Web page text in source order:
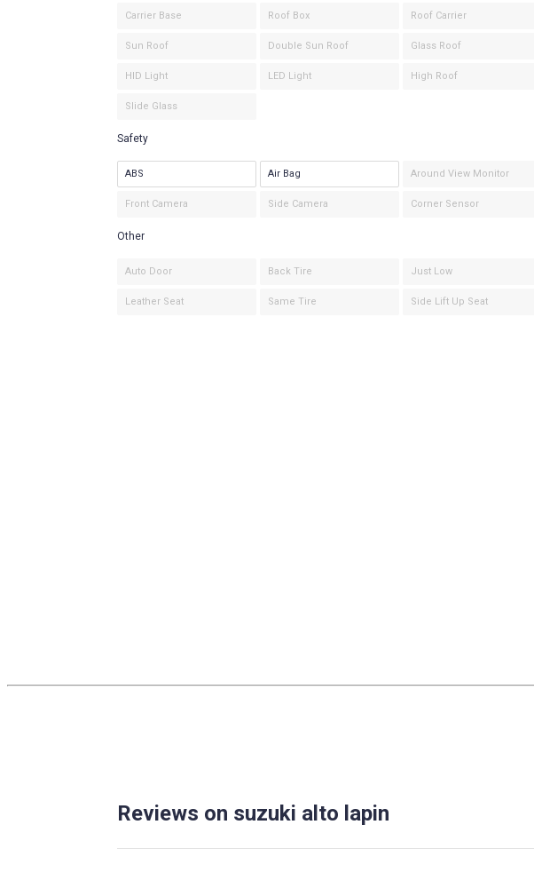
Carrier Base Roof Box Roof Carrier
Sun Roof Double Sun Roof Glass Roof
HID Light LED Light High Roof
Slide Glass
Safety
ABS Air Bag Around View Monitor
Front Camera Side Camera Corner Sensor
Other
Auto Door Back Tire Just Low
Leather Seat Same Tire Side Lift Up Seat
Reviews on suzuki alto lapin